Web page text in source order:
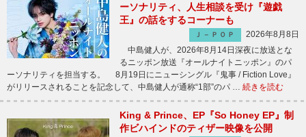
ーソナリティ、人生相談を受け『遊戯
王』の話をするコーナーも
Ｊ－ＰＯＰ
2026年8月8日
中島健人が、2026年8月14日深夜に放送とな
るニッポン放送『オールナイトニッポン』のパ
ーソナリティを担当する。 8月19日にニューシングル『鬼事 / Fiction Love』
がリリースされることを記念して、中島健人が通称“1部”のパ … 続きを読む
King & Prince、EP『So Honey EP』制
作ビハインドのティザー映像を公開